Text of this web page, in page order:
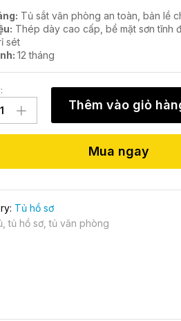
Tủ sắt văn phòng an toàn, bản lề
Thép dày cao cấp, bề mặt sơn tĩnh
sét
12 tháng
Thêm vào giỏ
Mua ngay
Tủ hồ sơ
,tủ hồ sơ,tủ văn phòng